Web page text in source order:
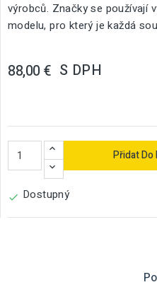
výrobců. Značky se používají
modelu, pro který je každá
88,00 € S DPH
Přidat Do
 Dostupný